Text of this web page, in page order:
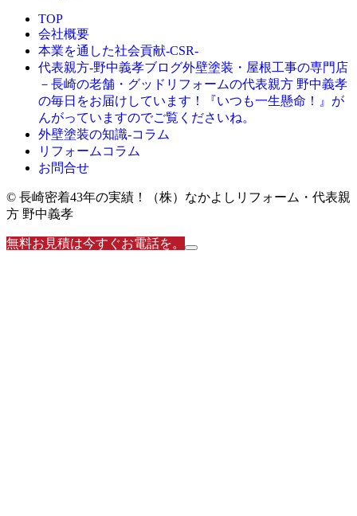
TOP
会社概要
本業を通した社会貢献-CSR-
代表親方-野中義孝ブログ外壁塗装・屋根工事の専門店
－長崎の老舗・グッドリフォームの代表親方 野中義孝
の毎日をお届けしています！『いつも一生懸命！』が
んがっていますのでご覧くださいね。
外壁塗装の知識‐コラム
リフォームコラム
お問合せ
© 長崎密着43年の実績！（株）なかよしリフォーム・代表親
方 野中義孝
無料お見積は今すぐお電話を。